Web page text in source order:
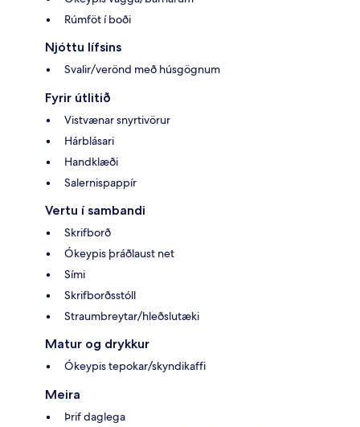
Rúmföt í boði
Njóttu lífsins
Svalir/verönd með húsgögnum
Fyrir útlitið
Vistvænar snyrtivörur
Hárblásari
Handklæði
Salernispappír
Vertu í sambandi
Skrifborð
Ókeypis þráðlaust net
Sími
Skrifborðsstóll
Straumbreytar/hleðslutæki
Matur og drykkur
Ókeypis tepokar/skyndikaffi
Meira
Þrif daglega